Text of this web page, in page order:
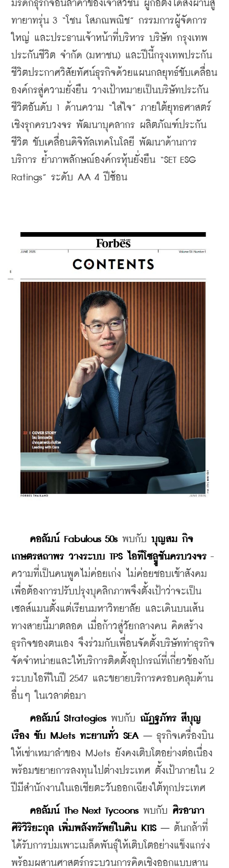
มรดกธุรกิจอันล้ำค่าของเจ้าสัวชิน ผู้ก่อตั้งได้ส่งผ่านสู่
ทายาทรุ่น 3 “โชน โสภณพณิช” กรรมการผู้จัดการ
ใหญ่ และประธานเจ้าหน้าที่บริหาร บริษัท กรุงเทพ
ประกันชีวิต จำกัด (มหาชน) และปีนี้กรุงเทพประกัน
ชีวิตประกาศวิสัยทัศน์ธุรกิจด้วยแผนกลยุทธ์ขับเคลื่อน
องค์กรสู่ความยั่งยืน วางเป้าหมายเป็นบริษัทประกัน
ชีวิตอันดับ 1 ด้านความ “ใส่ใจ” ภายใต้ยุทธศาสตร์
เชิงรุกครบวงจร พัฒนาบุคลากร ผลิตภัณฑ์ประกัน
ชีวิต ขับเคลื่อนดิจิทัลเทคโนโลยี พัฒนาด้านการ
บริการ ย้ำภาพลักษณ์องค์กรหุ้นยั่งยืน “SET ESG
Ratings” ระดับ AA 4 ปีซ้อน
คอลัมน์ Fabulous 50s พบกับ บุญสม กิจ
เกษตรสถาพร วางระบบ TPS ไอทีโซลููชันครบวงจร -
ความที่เป็นคนพูดไม่ค่อยเก่ง ไม่ค่อยชอบเข้าสังคม
เพื่อต้องการปรับปรุงบุคลิกภาพจึงตั้งเป้าว่าจะเป็น
เซลส์แมนตั้งแต่เรียนมหาวิทยาลัย และเดินบนเส้น
ทางสายนี้มาตลอด เมื่อก้าวสู่วัยกลางคน คิดสร้าง
ธุรกิจของตนเอง จึงร่วมกับเพื่อนจัดตั้งบริษัททำธุรกิจ
จัดจำหน่ายและให้บริการติดตั้งอุปกรณ์ที่เกี่ยวข้องกับ
ระบบไอทีในปี 2547 และขยายบริการครอบคลุมด้าน
อื่นๆ ในเวลาต่อมา
คอลัมน์ Strategies พบกับ ณัฏฐภัทร สีบุญ
เรือง ขับ MJets ทะยานทั่ว SEA – ธุรกิจเครื่องบิน
ให้เช่าเหมาลำของ MJets ยังคงเติบโตอย่างต่อเนื่อง
พร้อมขยายการลงทุนไปต่างประเทศ ตั้งเป้าภายใน 2
ปีมีสำนักงานในเอเชียตะวันออกเฉียงใต้ทุกประเทศ
คอลัมน์ The Next Tycoons พบกับ ศิรอาภา
ศิริวิริยะกุล เพิ่มพลังทรัพย์ในดิน KTIS – ต้นกล้าที่
ได้รับการบ่มเพาะเมล็ดพันธุ์ให้เติบโตอย่างแข็งแกร่ง
พร้อมผสานศาสตร์กระบวนการคิดเชิงออกแบบสาน